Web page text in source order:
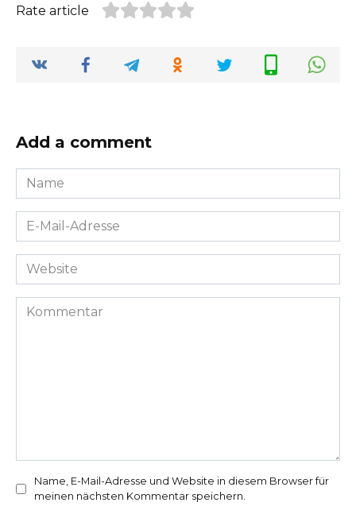
Rate article
Add a comment
Name
*
E-
Mail-
Adresse
Website
Kommentar
Name, E-Mail-Adresse und Website in diesem Browser für
meinen nächsten Kommentar speichern.